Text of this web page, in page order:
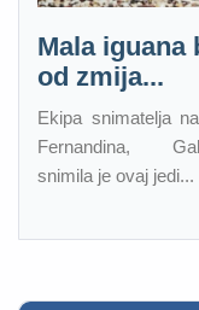
Mala iguana
od zmija...
Ekipa snimatelja
Fernandina,
snimila je ovaj jedi...